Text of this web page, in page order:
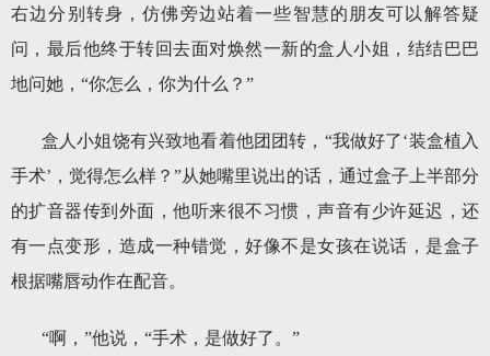
右边分别转身，仿佛旁边站着一些智慧的朋友可以解答疑
问，最后他终于转回去面对焕然一新的盒人小姐，结结巴巴
地问她，“你怎么，你为什么？”
盒人小姐饶有兴致地看着他团团转，“我做好了‘装盒植入
手术’，觉得怎么样？”从她嘴里说出的话，通过盒子上半部分
的扩音器传到外面，他听来很不习惯，声音有少许延迟，还
有一点变形，造成一种错觉，好像不是女孩在说话，是盒子
根据嘴唇动作在配音。
“啊，”他说，“手术，是做好了。”